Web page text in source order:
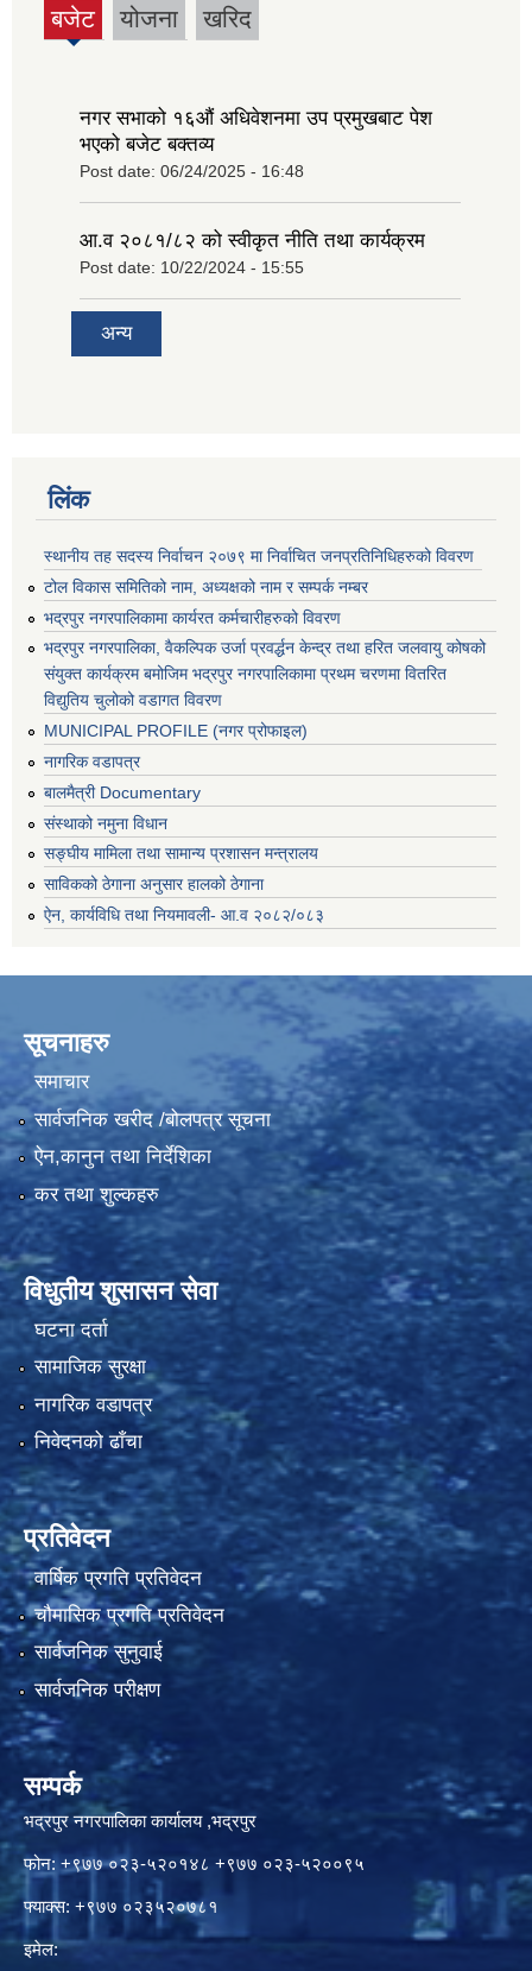
बजेट
(active
योजना खरिद
नगर सभाको १६‍औं अधिवेशनमा उप प्रमुखबाट पेश
भएको बजेट बक्तव्य
Post date: 06/24/2025 - 16:48
आ.व २०८१/८२ को स्वीकृत नीति तथा कार्यक्रम
Post date: 10/22/2024 - 15:55
अन्य
लिंक
स्थानीय तह सदस्य निर्वाचन २०७९ मा निर्वाचित जनप्रतिनिधिहरुको विवरण
टोल विकास समितिको नाम, अध्यक्षको नाम र सम्पर्क नम्बर
भद्रपुर नगरपालिकामा कार्यरत कर्मचारीहरुको विवरण
भद्रपुर नगरपालिका, वैकल्पिक उर्जा प्रवर्द्धन केन्द्र तथा हरित जलवायु कोषको
संयुक्त कार्यक्रम बमोजिम भद्रपुर नगरपालिकामा प्रथम चरणमा वितरित
विद्युतिय चुलोको वडागत विवरण
MUNICIPAL PROFILE (नगर प्रोफाइल)
नागरिक वडापत्र
बालमैत्री Documentary
संस्थाको नमुना विधान
सङ्घीय मामिला तथा सामान्य प्रशासन मन्त्रालय
साविकको ठेगाना अनुसार हालको ठेगाना
ऐन, कार्यविधि तथा नियमावली- आ.व २०८२/०८३
सूचनाहरु
समाचार
सार्वजनिक खरीद /बोलपत्र सूचना
ऐन,कानुन तथा निर्देशिका
कर तथा शुल्कहरु
विधुतीय शुसासन सेवा
घटना दर्ता
सामाजिक सुरक्षा
नागरिक वडापत्र
निवेदनको ढाँचा
प्रतिवेदन
वार्षिक प्रगति प्रतिवेदन
चौमासिक प्रगति प्रतिवेदन
सार्वजनिक सुनुवाई
सार्वजनिक परीक्षण
सम्पर्क
भद्रपुर नगरपालिका कार्यालय ,भद्रपुर
फोन: +९७७ ०२३-५२०१४८ +९७७ ०२३-५२००९५
फ्याक्स: +९७७ ०२३५२०७८१
इमेल: